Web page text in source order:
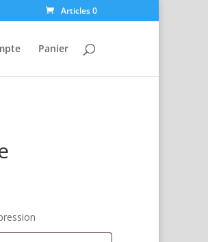
Articles 0
Panier